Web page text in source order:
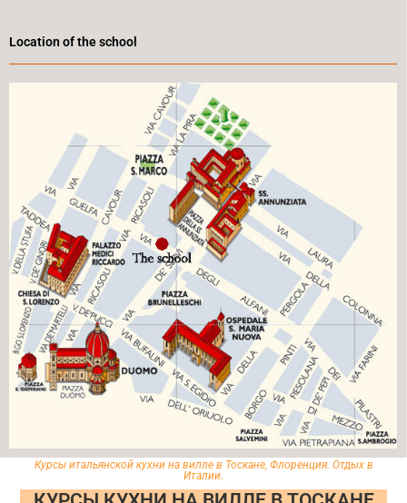
Location of the school
Курсы итальянской кухни на вилле в Тоскане, Флоренция. Отдых в
Италии.